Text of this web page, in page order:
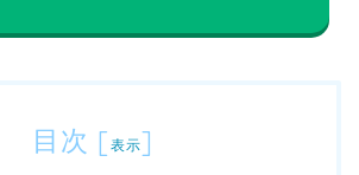
目次 [ 表示]